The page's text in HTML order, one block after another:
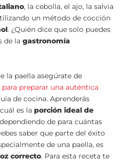
, la cebolla, el ajo, la salvia
un método de cocción
. ¿Quién dice que solo puedes
de lagastronomía
la paella asegúrate de
para preparar una auténtica
de cocina. Aprenderás
es laporción ideal de
de para cuántas
saber que parte del éxito
de una paella, es
correcto. Para esta receta te